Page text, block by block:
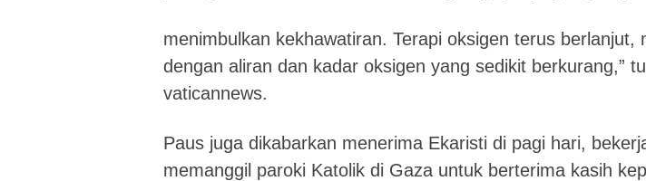
menimbulkan kekhawatiran. Terapi oksigen terus berlanjut,
dengan aliran dan kadar oksigen yang sedikit berkurang,”
vaticannews.
Paus juga dikabarkan menerima Ekaristi di pagi hari,
memanggil paroki Katolik di Gaza untuk berterima kasih